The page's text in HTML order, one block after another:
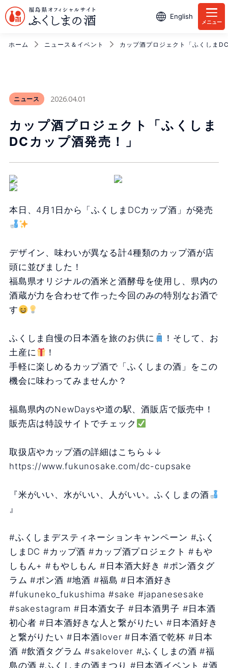
English
メニュー
ホーム ニュース＆イベント カップ酒プロジェクト「ふくしま
ニュース 2026.04.01
カップ酒プロジェクト「ふくしま
DCカップ酒発売！」
本日、4月1日から「ふくしまDCカップ酒」が発売
デザイン、味わいが異なる計4種類のカップ酒が店
頭に並びました！
福島県オリジナルの酒米と酒酵母を使用し、県内の
酒蔵が力を合わせて作った今回のみの特別なお酒で
す
ふくしま自慢の日本酒を旅のお供に
！そして、お
土産に
！
手軽に楽しめるカップ酒で「ふくしまの酒」をこの
機会に味わってみませんか？
福島県内のNewDaysや道の駅、酒販店で販売中！
販売店は特設サイトでチェック
取扱店やカップ酒の詳細はこちら↓↓
https://www.fukunosake.com/dc-cupsake
『米がいい、水がいい、人がいい。ふくしまの酒
』
#ふくしまデスティネーションキャンペーン #ふく
しまDC #カップ酒 #カップ酒プロジェクト #もや
しもん+ #もやしもん #日本酒大好き #ポン酒タグ
ラム #ポン酒 #地酒 #福島 #日本酒好き
#fukuneko_fukushima #sake #japanesesake
#sakestagram #日本酒女子 #日本酒男子 #日本酒
初心者 #日本酒好きな人と繋がりたい #日本酒好き
と繋がりたい #日本酒lover #日本酒で乾杯 #日本
酒 #飲酒タグラム #sakelover #ふくしまの酒 #福
島の酒 #ふくしまの酒まつり #日本酒イベント #酒